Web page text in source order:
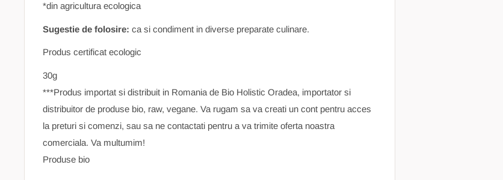
*din agricultura ecologica
Sugestie de folosire: ca si condiment in diverse preparate culinare.
Produs certificat ecologic
30g
***Produs importat si distribuit in Romania de Bio Holistic Oradea, importator si
distribuitor de produse bio, raw, vegane. Va rugam sa va creati un cont pentru acces
la preturi si comenzi, sau sa ne contactati pentru a va trimite oferta noastra
comerciala. Va multumim!
Produse bio